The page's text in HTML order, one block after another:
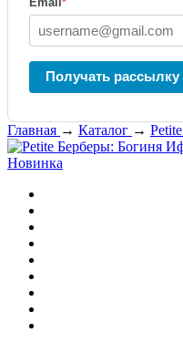
Получать рассылку
Главная → Каталог → Petite
Новинка